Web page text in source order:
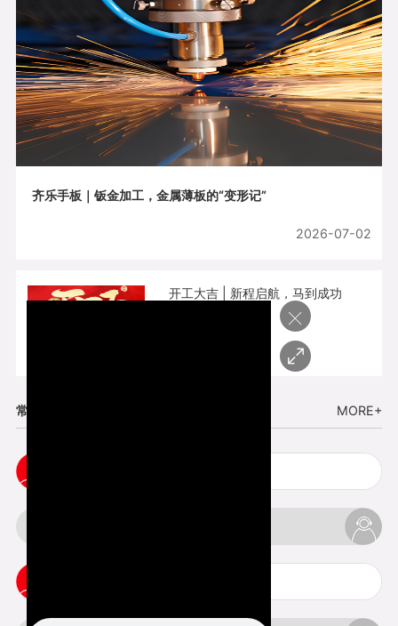
齐乐手板｜钣金加工，金属薄板的“变形记”
2026-07-02
开工大吉 | 新程启航，马到成功
常见问题 MORE+
×